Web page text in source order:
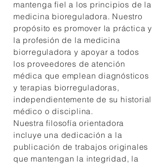
mantenga fiel a los principios de la
medicina bioreguladora. Nuestro
propósito es promover la práctica y
la profesión de la medicina
biorreguladora y apoyar a todos
los proveedores de atención
médica que emplean diagnósticos
y terapias biorreguladoras,
independientemente de su historial
médico o disciplina.
Nuestra filosofía orientadora
incluye una dedicación a la
publicación de trabajos originales
que mantengan la integridad, la